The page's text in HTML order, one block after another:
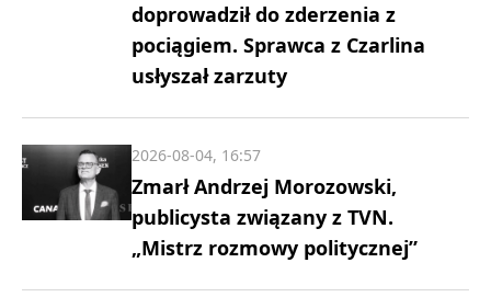
doprowadził do zderzenia z
pociągiem. Sprawca z Czarlina
usłyszał zarzuty
Zmarł Andrzej Morozowski,
publicysta związany z TVN.
„Mistrz rozmowy politycznej”
2026-08-04, 16:57